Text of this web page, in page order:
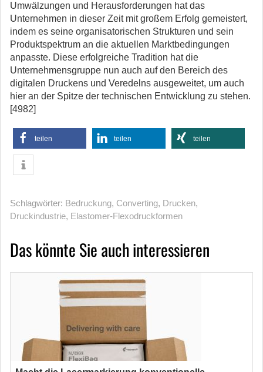
Umwälzungen und Herausforderungen hat das
Unternehmen in dieser Zeit mit großem Erfolg gemeistert,
indem es seine organisatorischen Strukturen und sein
Produktspektrum an die aktuellen Marktbedingungen
anpasste. Diese erfolgreiche Tradition hat die
Unternehmensgruppe nun auch auf den Bereich des
digitalen Druckens und Veredelns ausgeweitet, um auch
hier an der Spitze der technischen Entwicklung zu stehen.
[4982]
teilen teilen teilen
Schlagwörter: Bedruckung, Converting, Drucken,
Druckindustrie, Elastomer-Flexodruckformen
Das könnte Sie auch interessieren